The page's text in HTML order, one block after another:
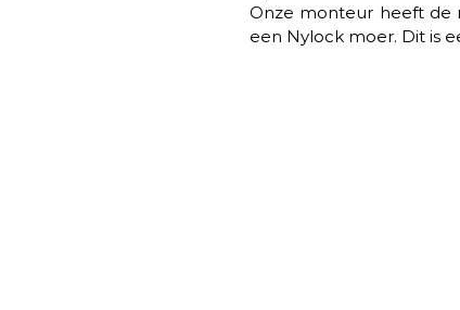
Onze monteur heeft de
een Nylock moer. Dit is